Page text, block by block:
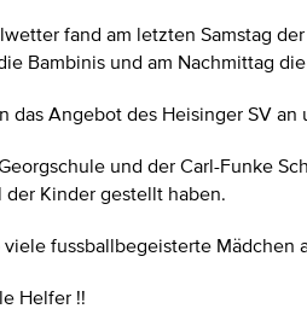
fand am letzten Samstag
Bambinis und am Nachmittag
das Angebot des Heisinger SV
und der Carl-Funke
Kinder gestellt haben.
viele fussballbegeisterte
Helfer !!